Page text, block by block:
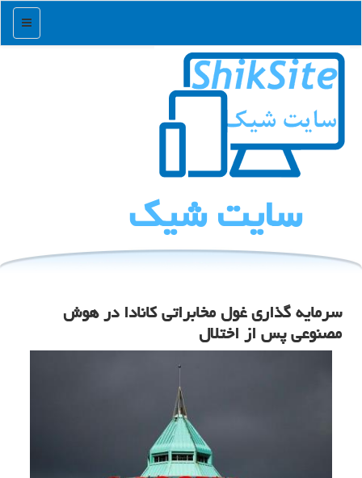
منو
سایت شیك
سرمایه گذاری غول مخابراتی کانادا در هوش
مصنوعی پس از اختلال